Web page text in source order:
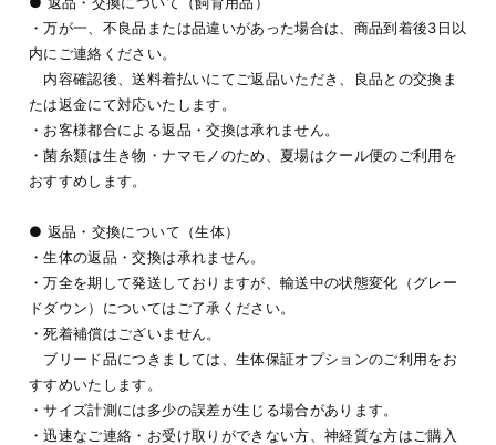
・万が一、不良品または品違いがあった場合は、商品到着後3日以
内にご連絡ください。
内容確認後、送料着払いにてご返品いただき、良品との交換ま
たは返金にて対応いたします。
・お客様都合による返品・交換は承れません。
・菌糸類は生き物・ナマモノのため、夏場はクール便のご利用を
おすすめします。
● 返品・交換について（生体）
・生体の返品・交換は承れません。
・万全を期して発送しておりますが、輸送中の状態変化（グレー
ドダウン）についてはご了承ください。
・死着補償はございません。
ブリード品につきましては、生体保証オプションのご利用をお
すすめいたします。
・サイズ計測には多少の誤差が生じる場合があります。
・迅速なご連絡・お受け取りができない方、神経質な方はご購入